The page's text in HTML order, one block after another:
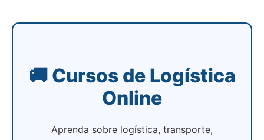
🚚 Cursos de Logística
Online
Aprenda sobre logística, transporte,